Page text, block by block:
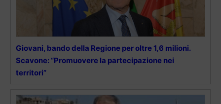
Giovani, bando della Regione per oltre 1,6 milioni.
Scavone: “Promuovere la partecipazione nei
territori”